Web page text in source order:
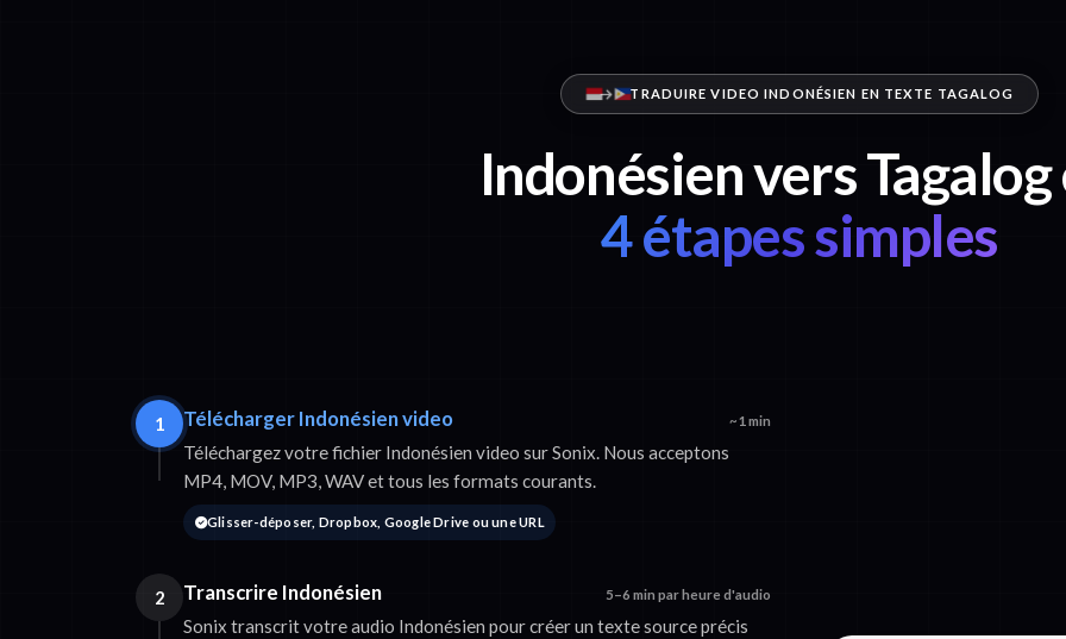
TRADUIRE VIDEO INDONÉSIEN EN TEXTE TAGALOG
Indonésien vers Tagalog
4 étapes simples
1 Télécharger Indonésien video ~1 min
Téléchargez votre fichier Indonésien video sur Sonix. Nous acceptons
MP4, MOV, MP3, WAV et tous les formats courants.
Glisser-déposer, Dropbox, Google Drive ou une URL
2 Transcrire Indonésien 5–6 min par heure d'audio
Sonix transcrit votre audio Indonésien pour créer un texte source précis